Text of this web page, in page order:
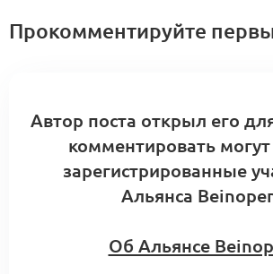
Смыслообразующие «якоря»
брендинга
Прокомментируйте
Автор поста открыл его
комментировать могут
зарегистрированные
Альянса
Об Альянсе